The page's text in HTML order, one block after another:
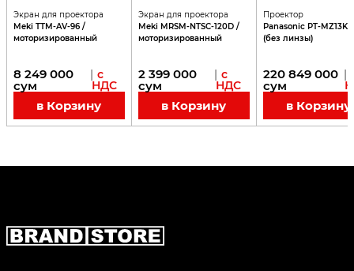
Экран для проектора
Meki TTM-AV-96 /
моторизированный
8 249 000
сум
| с
НДС
в Корзину
Экран для проектора
Meki MRSM-NTSC-120D /
моторизированный
2 399 000
сум
| с
НДС
в Корзину
Проектор
Panasonic PT-
(без линзы)
220 849 000
сум
|
в Корзину